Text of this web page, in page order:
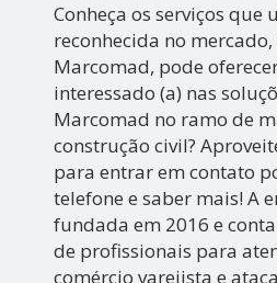
Conheça os serviços que
reconhecida no mercado,
Marcomad, pode
interessado (a) nas
Marcomad no ramo de
construção civil?
para entrar em contato
telefone e saber mais! A
fundada em 2016 e
de profissionais para
comércio varejista e